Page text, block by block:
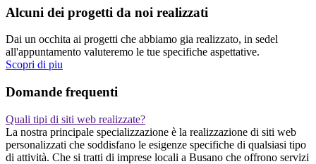
Alcuni dei progetti da noi realizzati
Dai un occhita ai progetti che abbiamo gia realizzato, in sedel
all'appuntamento valuteremo le tue specifiche aspettative.
Scopri di piu
Domande frequenti
Quali tipi di siti web realizzate?
La nostra principale specializzazione è la realizzazione di siti web
personalizzati che soddisfano le esigenze specifiche di qualsiasi tipo
di attività. Che si tratti di imprese locali a Busano che offrono servizi